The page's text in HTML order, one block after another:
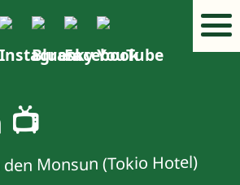
📺
Monsun (Tokio Hotel)